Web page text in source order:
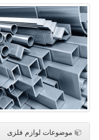
موضوعات لوازم فلزی